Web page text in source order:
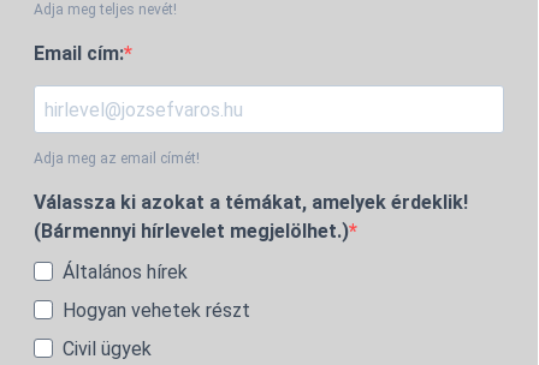
Adja meg teljes nevét!
Email cím:
Adja meg az email címét!
Válassza ki azokat a témákat, amelyek érdeklik!
(Bármennyi hírlevelet megjelölhet.)
Általános hírek
Hogyan vehetek részt
Civil ügyek